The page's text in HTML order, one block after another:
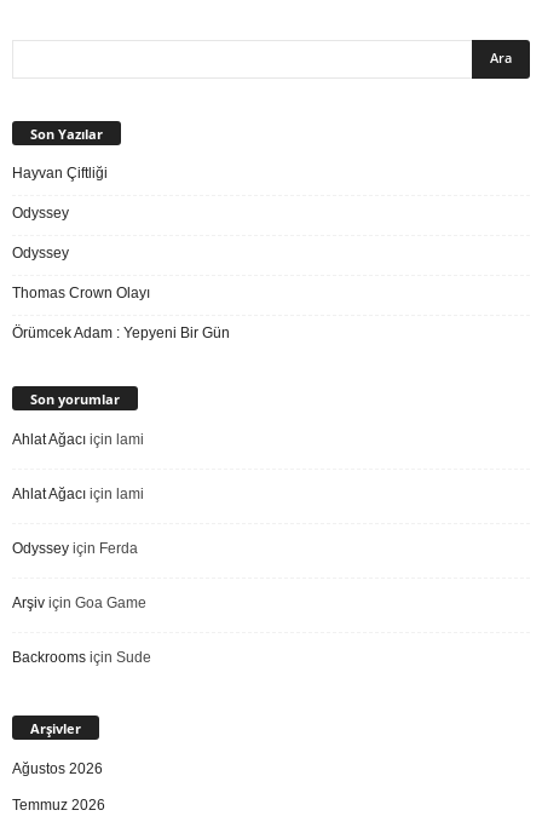
Son Yazılar
Hayvan Çiftliği
Odyssey
Odyssey
Thomas Crown Olayı
Örümcek Adam : Yepyeni Bir Gün
Son yorumlar
Ahlat Ağacı için lami
Ahlat Ağacı için lami
Odyssey için Ferda
Arşiv için Goa Game
Backrooms için Sude
Arşivler
Ağustos 2026
Temmuz 2026